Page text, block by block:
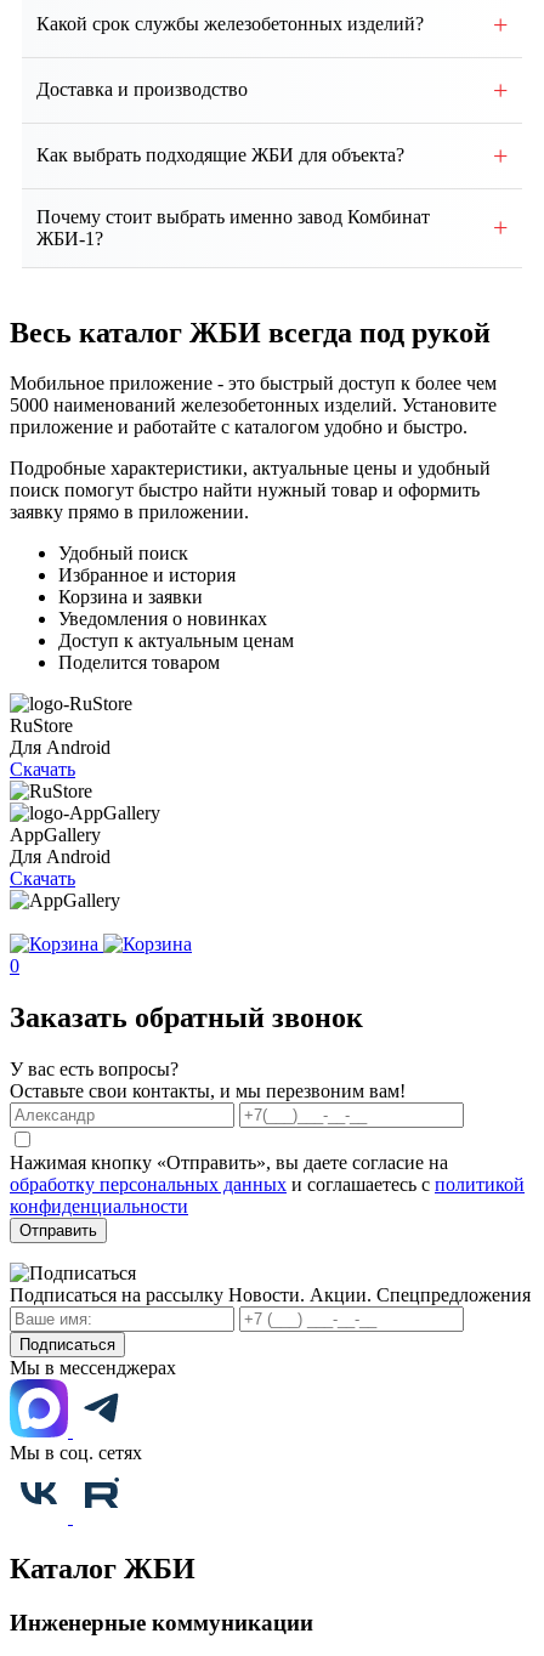
сертификатами соответствия и протоколами
Какой срок службы железобетонных изделий? +
службы ЖБИ составляет от 50 до 100 лет и более.
Доставка и производство +
всех этапах. Доставка по региону и всей России.
Как выбрать подходящие ЖБИ для объекта? +
условий и нагрузок. Наши специалисты помогут
подобрать оптимальные изделия и
Почему стоит выбрать именно завод Комбинат
ЖБИ-1?
+
условия сотрудничества, индивидуальный подход и
надежную доставку продукции точно в срок.
Весь каталог ЖБИ всегда под рукой
Мобильное приложение - это быстрый доступ к более чем
5000 наименований железобетонных изделий. Установите
приложение и работайте с каталогом удобно и быстро.
Подробные характеристики, актуальные цены и удобный
поиск помогут быстро найти нужный товар и оформить
заявку прямо в приложении.
Удобный поиск
Избранное и история
Корзина и заявки
Уведомления о новинках
Доступ к актуальным ценам
Поделится товаром
RuStore
Для Android
Скачать
AppGallery
Для Android
Скачать
0
Заказать обратный звонок
У вас есть вопросы?
Оставьте свои контакты, и мы перезвоним вам!
Нажимая кнопку «Отправить», вы даете согласие на
обработку персональных данных и соглашаетесь с политикой
конфиденциальности
Отправить
Подписаться на рассылку Новости. Акции. Спецпредложения
Подписаться
Мы в мессенджерах
Мы в соц. сетях
Каталог ЖБИ
Инженерные коммуникации